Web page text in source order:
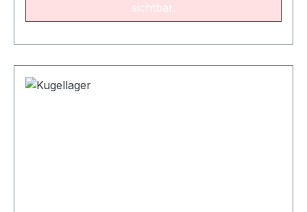
sichtbar.